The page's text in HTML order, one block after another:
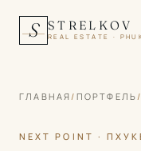
S STRELKOV
REAL ESTATE ·
ГЛАВНАЯ/ ПОРТФЕЛЬ
NEXT POINT ·